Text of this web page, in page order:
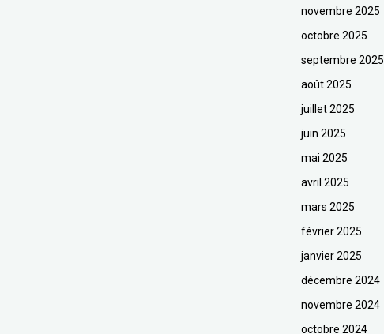
novembre 2025
octobre 2025
septembre 2025
août 2025
juillet 2025
juin 2025
mai 2025
avril 2025
mars 2025
février 2025
janvier 2025
décembre 2024
novembre 2024
octobre 2024